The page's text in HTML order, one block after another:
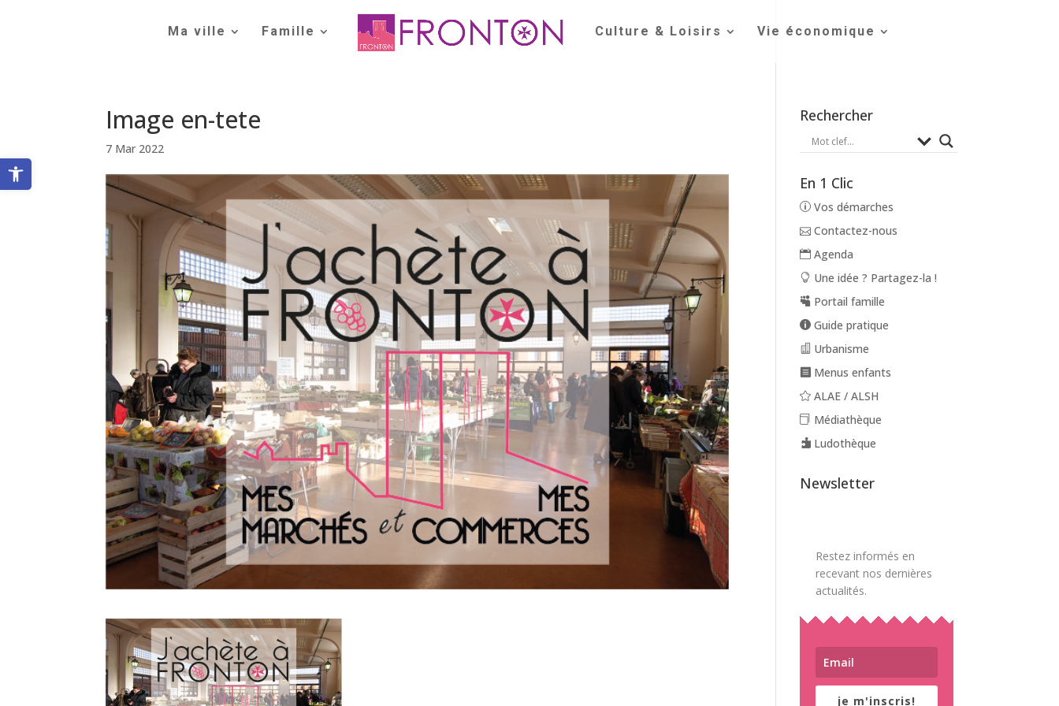
Ouvrir la barre d’outils
Ma ville Famille Culture & Loisirs Vie économique
Image en-tete
7 Mar 2022
Rechercher
En 1 Clic
Vos démarches
Contactez-nous
Agenda
Une idée ? Partagez-la !
Portail famille
Guide pratique
Urbanisme
Menus enfants
ALAE / ALSH
Médiathèque
Ludothèque
Newsletter
Restez informés en
recevant nos dernières
actualités.
je m'inscris!